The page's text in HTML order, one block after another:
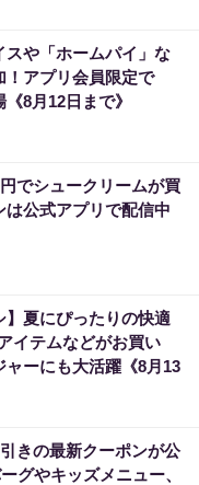
スや「ホームパイ」な
！アプリ会員限定で
《8月12日まで》
でシュークリームが買
は公式アプリで配信中
】夏にぴったりの快適
イテムなどがお買い
ーにも大活躍《8月13
きの最新クーポンが公
グやキッズメニュー、